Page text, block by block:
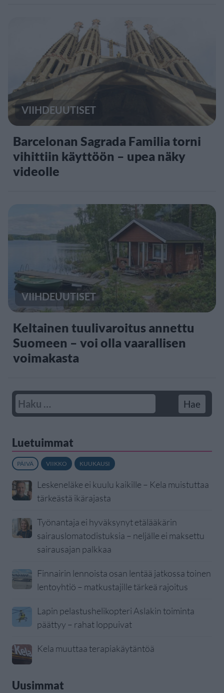
VIIHDEUUTISET
Barcelonan Sagrada Familia torni
vihittiin käyttöön – upea näky
videolle
VIIHDEUUTISET
Keltainen tuulivaroitus annettu
Suomeen – voi olla vaarallisen
voimakasta
Luetuimmat
PÄIVÄ VIIKKO KUUKAUSI
Leskeneläke ei kuulu kaikille – Kela muistuttaa
tärkeästä ikärajasta
Työnantaja ei hyväksynyt etälääkärin
sairauslomatodistuksia – neljälle ei maksettu
sairausajan palkkaa
Finnairin lennoista osan lentää jatkossa toinen
lentoyhtiö – matkustajille tärkeä rajoitus
Lapin pelastushelikopteri Aslakin toiminta
päättyy – rahat loppuivat
Kela muuttaa terapiakäytäntöä
Uusimmat